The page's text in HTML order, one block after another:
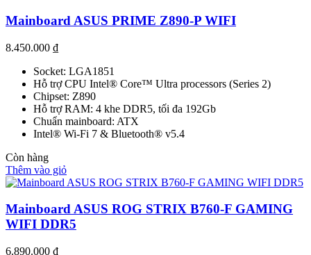
Mainboard ASUS PRIME Z890-P WIFI
8.450.000 ₫
Socket: LGA1851
Hỗ trợ CPU Intel® Core™ Ultra processors (Series 2)
Chipset: Z890
Hỗ trợ RAM: 4 khe DDR5, tối đa 192Gb
Chuẩn mainboard: ATX
Intel® Wi-Fi 7 & Bluetooth® v5.4
Còn hàng
Thêm vào giỏ
Mainboard ASUS ROG STRIX B760-F GAMING
WIFI DDR5
6.890.000 ₫